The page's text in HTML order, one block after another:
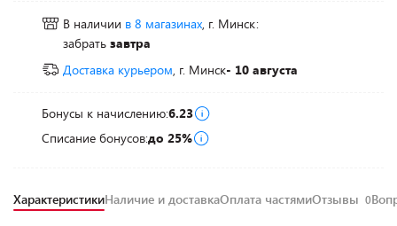
В наличии в 8 магазинах, г. Минск:
забрать завтра
Доставка курьером, г. Минск- 10 августа
Бонусы к начислению:6.23
Списание бонусов:до 25%
ХарактеристикиНаличие и доставкаОплата частямиОтзывы 0